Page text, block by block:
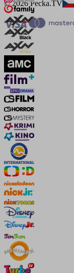
© 2026 Pecka.TV